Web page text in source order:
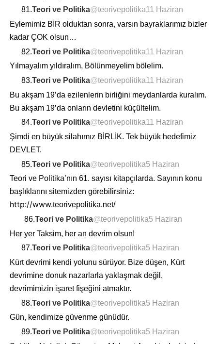
81.Teori ve Politika@teorivepolitika11 Haziran
Eylemimiz BİR olduktan sonra, varsın bayraklarımız bizler
kadar ÇOK olsun…
82.Teori ve Politika@teorivepolitika11 Haziran
Yılmayalım yıldıralım, Bölünmeyelim bölelim.
83.Teori ve Politika@teorivepolitika11 Haziran
Bu akşam 19’da ezilenlerin birliğini meydanlarda kuralım.
Bu akşam 19’da onların devletini küçültelim.
84.Teori ve Politika@teorivepolitika11 Haziran
Şimdi en büyük silahımız BİRLİK. Tek büyük hedefimiz
DEVLET.
85.Teori ve Politika@teorivepolitika5 Haziran
Teori ve Politika’nın 61. sayısı kitapçılarda. Sayının konu
başlıklarını sitemizden görebilirsiniz:
http://www.teorivepolitika.net/
86.Teori ve Politika@teorivepolitika5 Haziran
Her yer Taksim, her an devrim olsun!
87.Teori ve Politika@teorivepolitika5 Haziran
Kürt devrimi kendi yolunu sürüyor. Bize düşen, Kürt
devrimine donuk nazarlarla yaklaşmak değil,
devrimimizin işaret fişeğini atmaktır.
88.Teori ve Politika@teorivepolitika5 Haziran
Gün, kendimize güvenme günüdür.
89.Teori ve Politika@teorivepolitika5 Haziran